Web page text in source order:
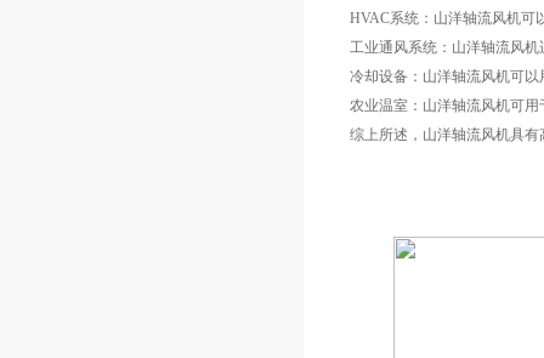
HVAC系统：山洋轴流风机可
工业通风系统：山洋轴流风
冷却设备：山洋轴流风机可
农业温室：山洋轴流风机可
综上所述，山洋轴流风机具